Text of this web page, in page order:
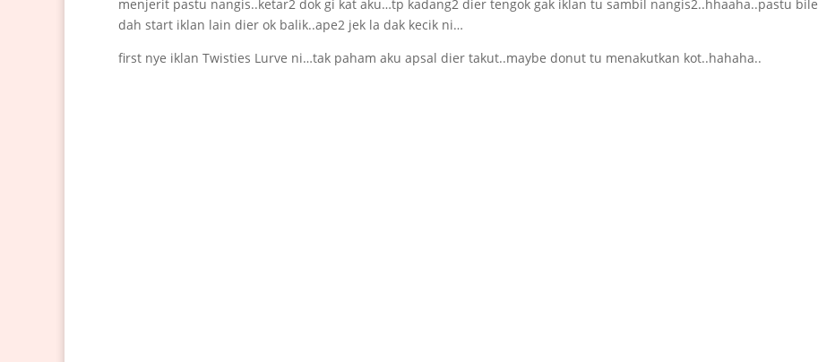
menjerit pastu nangis..ketar2 dok gi kat aku…tp kadang2 dier tengok gak iklan tu sambil nangis2..hhaaha..pastu bile
dah start iklan lain dier ok balik..ape2 jek la dak kecik ni…
first nye iklan Twisties Lurve ni…tak paham aku apsal dier takut..maybe donut tu menakutkan kot..hahaha..